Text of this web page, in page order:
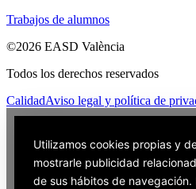
Trabajos de alumnos
©2026 EASD València
Todos los derechos reservados
CalidadAviso legal y política de
Utilizamos cookies propias y
mostrarle publicidad
de sus hábitos de